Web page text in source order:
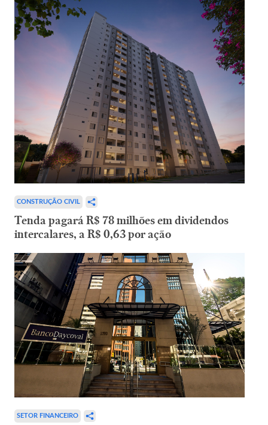
CONSTRUÇÃO CIVIL
Tenda pagará R$ 78 milhões em dividendos
intercalares, a R$ 0,63 por ação
SETOR FINANCEIRO